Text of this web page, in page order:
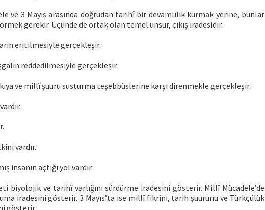
ve 3 Mayıs arasında doğrudan tarihî bir devamlılık kurmak yerine, bunlar
gerekir. Üçünde de ortak olan temel unsur, çıkış iradesidir.
eritilmesiyle gerçekleşir.
reddedilmesiyle gerçekleşir.
ve millî şuuru susturma teşebbüslerine karşı direnmekle gerçekleşir.
vardır.
insanın açtığı yol vardır.
biyolojik ve tarihî varlığını sürdürme iradesini gösterir. Millî Mücadele’de
iradesini gösterir. 3 Mayıs’ta ise millî fikrini, tarih şuurunu ve Türkçülük